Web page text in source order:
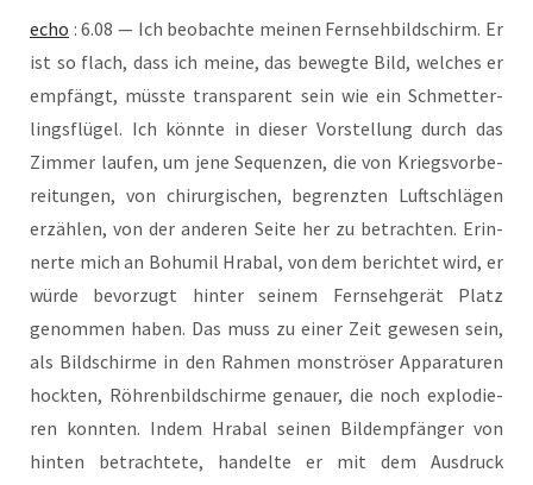
echo : 6.08 — Ich beob­ach­te mei­nen Fern­seh­bild­schirm. Er
ist so flach, dass ich mei­ne, das beweg­te Bild, wel­ches er
emp­fängt, müss­te trans­pa­rent sein wie ein Schmet­ter­
lings­flü­gel. Ich könn­te in die­ser Vor­stel­lung durch das
Zim­mer lau­fen, um jene Sequen­zen, die von Kriegs­vor­be­
rei­tun­gen, von chir­ur­gi­schen, begrenz­ten Luft­schlä­gen
erzäh­len, von der ande­ren Sei­te her zu betrach­ten. Erin­
ner­te mich an Boh­u­mil Hra­bal, von dem berich­tet wird, er
wür­de bevor­zugt hin­ter sei­nem Fern­seh­ge­rät Platz
genom­men haben. Das muss zu einer Zeit gewe­sen sein,
als Bild­schir­me in den Rah­men mons­trö­ser Appa­ra­tu­ren
hock­ten, Röh­ren­bild­schir­me genau­er, die noch explo­die­
ren konn­ten. Indem Hra­bal sei­nen Bild­emp­fän­ger von
hin­ten betrach­te­te, han­del­te er mit dem Aus­druck